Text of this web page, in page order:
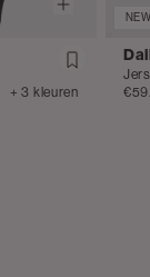
+ 3 kleuren
NEW